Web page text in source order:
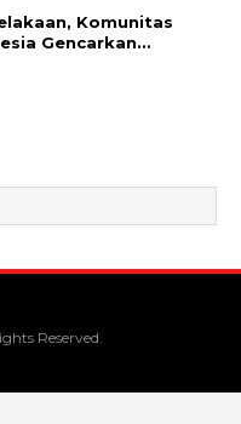
Komunitas
Gencarkan…
Reserved.